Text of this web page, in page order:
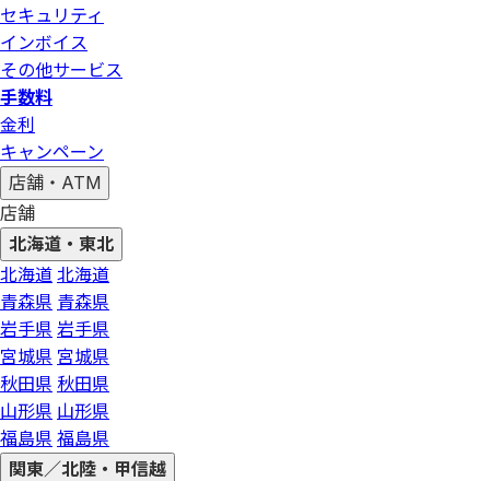
セキュリティ
インボイス
その他サービス
手数料
金利
キャンペーン
店舗・ATM
店舗
北海道・東北
北海道 北海道
青森県 青森県
岩手県 岩手県
宮城県 宮城県
秋田県 秋田県
山形県 山形県
福島県 福島県
関東／北陸・甲信越